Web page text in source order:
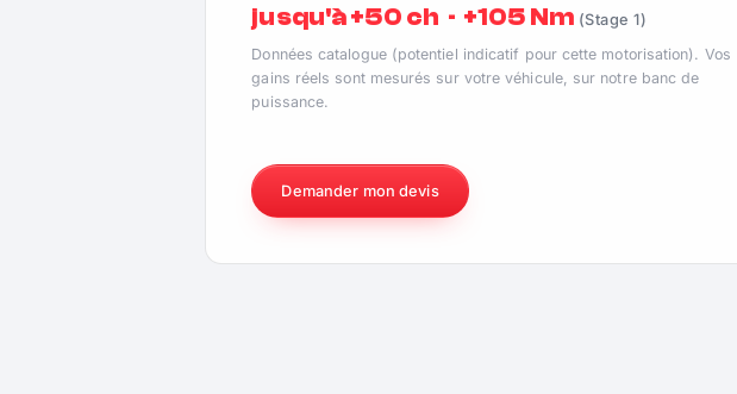
jusqu'à +50 ch · +105 Nm (Stage 1)
Données catalogue (potentiel indicatif pour cette motorisation). Vos
gains réels sont mesurés sur votre véhicule, sur notre banc de
puissance.
Demander mon devis